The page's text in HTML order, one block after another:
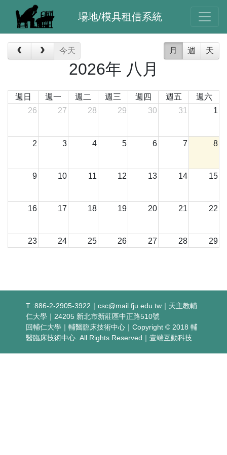
場地/模具租借系統
今天 月 週 天
2026年 八月
週日 週一 週二 週三 週四 週五
週六
26
27 28 29 30 31 1
2 3 4 5 6 7 8
9 10 11 12 13 14 15
16 17 18 19 20 21 22
23 24 25 26 27 28 29
T :886-2-2905-3922｜csc@mail.fju.edu.tw ｜天主教輔
仁大學｜24205 新北市新莊區中正路510號
回輔仁大學 ｜輔醫臨床技術中心 ｜Copyright © 2018 輔
醫臨床技術中心. All Rights Reserved｜壹端互動科技